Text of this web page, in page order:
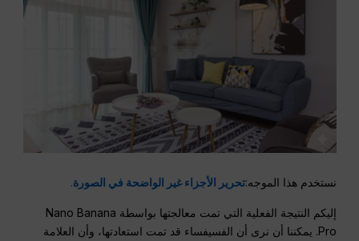
نستخدم هذا الموجه:تحرير الأجزاء غير الواضحة في الصورة.
إليكم النتيجة الفعلية التي تمت معالجتها بواسطة Nano Banana
Pro. يمكننا أن نرى أن الفسيفساء قد تمت استعادتها، وأن العلامة